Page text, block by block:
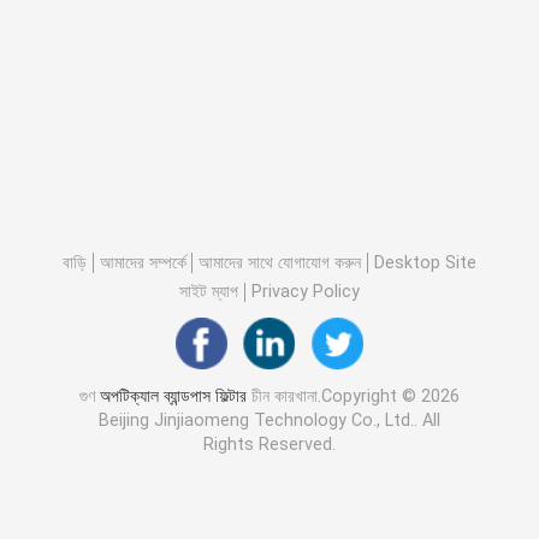
বাড়ি আমাদের সম্পর্কে আমাদের সাথে যোগাযোগ করুন
Desktop Site
সাইট ম্যাপ
Privacy Policy
গুণঅপটিক্যাল ব্যান্ডপাস ফিল্টারচীন কারখানা.Copyright © 2026
Beijing Jinjiaomeng Technology Co., Ltd.. All
Rights Reserved.